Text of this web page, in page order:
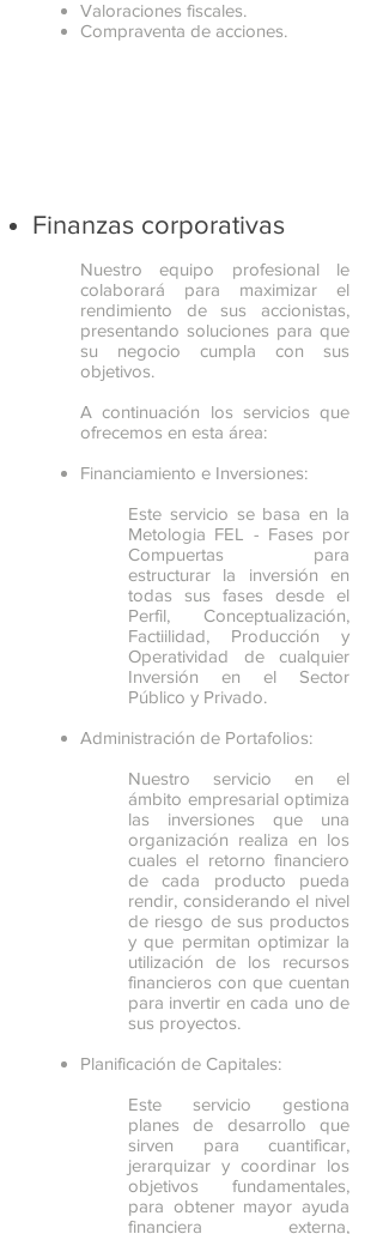
Valoraciones fiscales.
Compraventa de acciones.
Finanzas corporativas
Nuestro equipo profesional le
colaborará para maximizar el
rendimiento de sus accionistas,
presentando soluciones para que
su negocio cumpla con sus
objetivos.
A continuación los servicios que
ofrecemos en esta área:
Financiamiento e Inversiones:
Este servicio se basa en la
Metologia FEL - Fases por
Compuertas para
estructurar la inversión en
todas sus fases desde el
Perfil, Conceptualización,
Factiilidad, Producción y
Operatividad de cualquier
Inversión en el Sector
Público y Privado.
Administración de Portafolios:
Nuestro servicio en el
ámbito empresarial optimiza
las inversiones que una
organización realiza en los
cuales el retorno financiero
de cada producto pueda
rendir, considerando el nivel
de riesgo de sus productos
y que permitan optimizar la
utilización de los recursos
financieros con que cuentan
para invertir en cada uno de
sus proyectos.
Planificación de Capitales:
Este servicio gestiona
planes de desarrollo que
sirven para cuantificar,
jerarquizar y coordinar los
objetivos fundamentales,
para obtener mayor ayuda
financiera externa,